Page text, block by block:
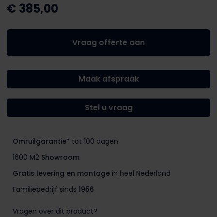
€ 385,00
Vraag offerte aan
Maak afspraak
Stel u vraag
Omruilgarantie* tot 100 dagen
1600 M2 Showroom
Gratis levering en montage in heel Nederland
Familiebedrijf sinds 1956
Vragen over dit product?